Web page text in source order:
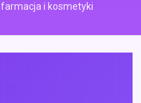
farmacja i kosmetyki